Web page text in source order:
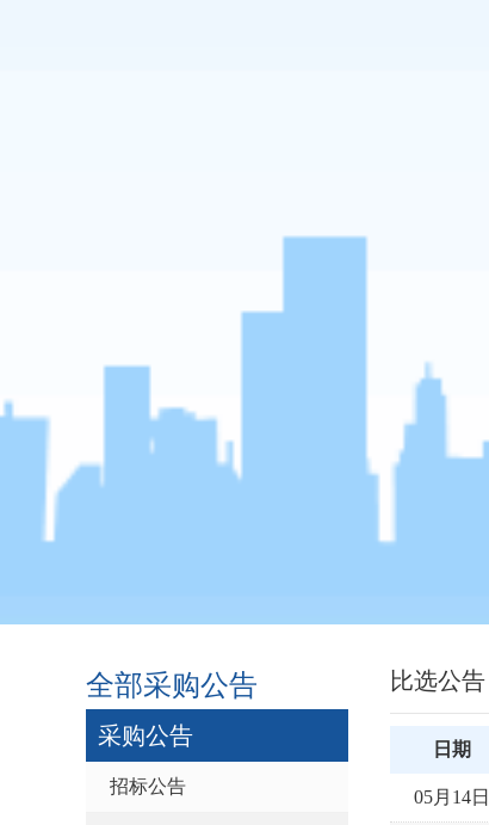
全部采购公告
采购公告
招标公告
比选公告
日期
05月14日